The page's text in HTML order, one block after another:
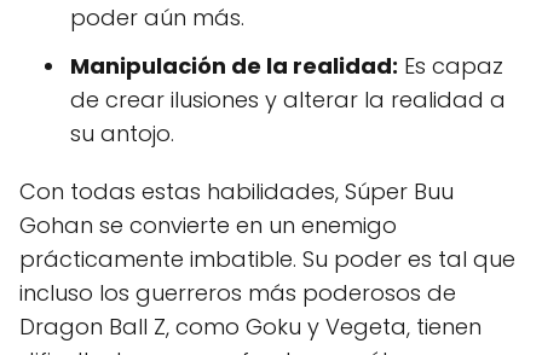
poder aún más.
Manipulación de la realidad: Es capaz
de crear ilusiones y alterar la realidad a
su antojo.
Con todas estas habilidades, Súper Buu
Gohan se convierte en un enemigo
prácticamente imbatible. Su poder es tal que
incluso los guerreros más poderosos de
Dragon Ball Z, como Goku y Vegeta, tienen